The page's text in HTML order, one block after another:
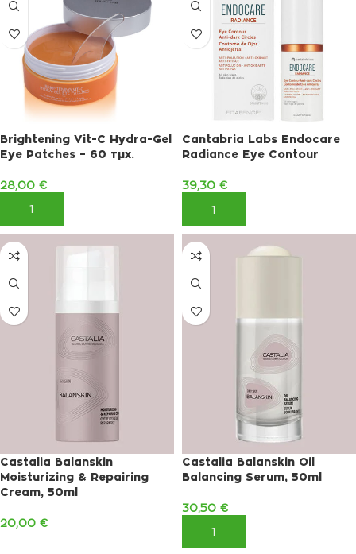
Brightening Vit-C Hydra-Gel
Eye Patches – 60 τμχ.
28,00 €
ΠΡΟΣΘΉΚΗ ΣΤΟ ΚΑΛΆΘΙ
Cantabria Labs Endocare
Radiance Eye Contour
39,30 €
ΠΡΟΣΘΉΚΗ ΣΤΟ ΚΑΛΆΘΙ
Castalia Balanskin
Moisturizing & Repairing
Cream, 50ml
20,00 €
Castalia Balanskin Oil
Balancing Serum, 50ml
30,50 €
ΠΡΟΣΘΉΚΗ ΣΤΟ ΚΑΛΆΘΙ